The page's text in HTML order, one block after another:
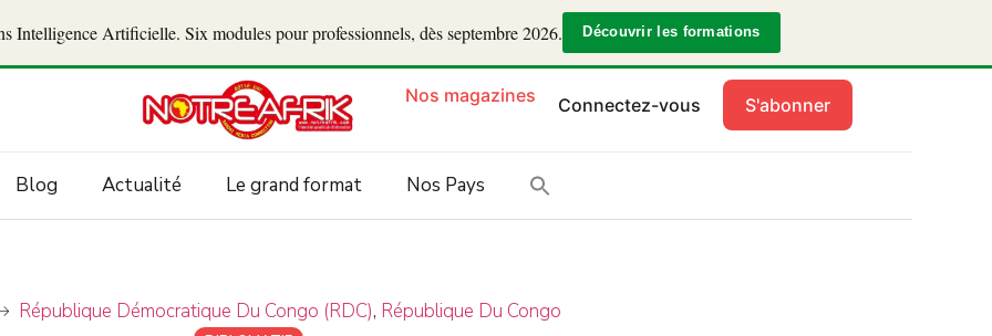
Artificielle. Six modules pour professionnels, dès septembre 2026. Découvrir les formations
Nos magazines Connectez-vous S'abonner
Blog Actualité Le grand format Nos Pays
République Démocratique Du Congo (RDC), République Du Congo